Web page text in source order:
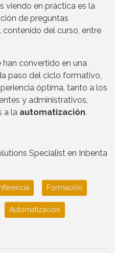
viendo en práctica es la
de preguntas
del curso, entre
convertido en una
paso del ciclo formativo,
óptima, tanto a los
y administrativos,
a la automatización.
Specialist en Inbenta
Formación
Automatización